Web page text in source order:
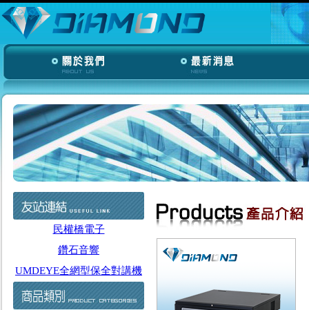
民權橋電子
鑽石音響
UMDEYE全網型保全對講機